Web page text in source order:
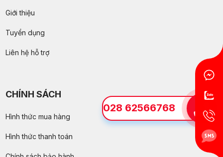
Giới thiệu
Tuyển dụng
Liên hệ hỗ trợ
CHÍNH SÁCH
Hình thức mua hàng
Hình thức thanh toán
028 62566768